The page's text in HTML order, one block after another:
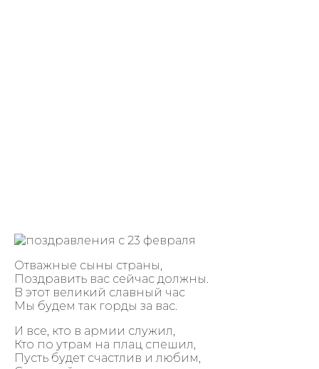
Отважные сыны страны,
Поздравить вас сейчас должны.
В этот великий славный час
Мы будем так горды за вас.
И все, кто в армии служил,
Кто по утрам на плац спешил,
Пусть будет счастлив и любим,